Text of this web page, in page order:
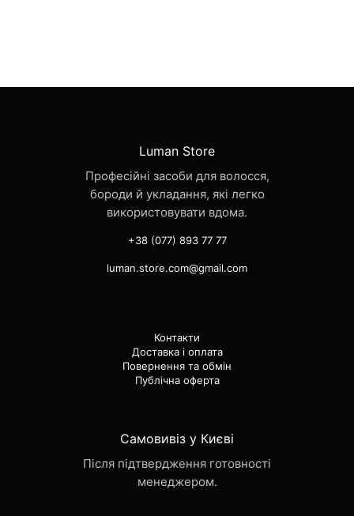
Luman Store
Професійні засоби для волосся,
бороди й укладання, які легко
використовувати вдома.
+38 (077) 893 77 77
luman.store.com@gmail.com
Контакти
Доставка і оплата
Повернення та обмін
Публічна оферта
Самовивіз у Києві
Після підтвердження готовності
менеджером.